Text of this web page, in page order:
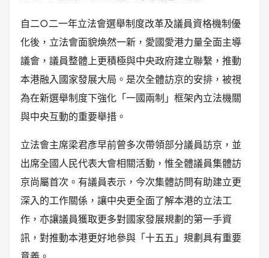
自二○二一年立法會選舉制度改革及議員資格機制優
化後，立法會面貌煥然一新，愛國愛港力量全面主導
議會，議員整體上更積極與中央政府建立聯繫，推動
本港融入國家發展大局。是次全體訪京的安排，被視
為在新選舉制度下強化「一國兩制」框架內立法機關
與中央互動的重要舉措。
立法會主席梁君彥早前曾多次帶領部分議員訪京，並
出席全國人民代表大會相關活動，惟全體議員集體訪
京尚屬首次。有議員表示，今次集體訪問有助建立更
深入的工作關係，讓中央更全面了解本港的立法工
作，亦讓議員獲取更多對國家發展規劃的第一手資
訊，對推動本港更好地參與「十五五」規劃具有重要